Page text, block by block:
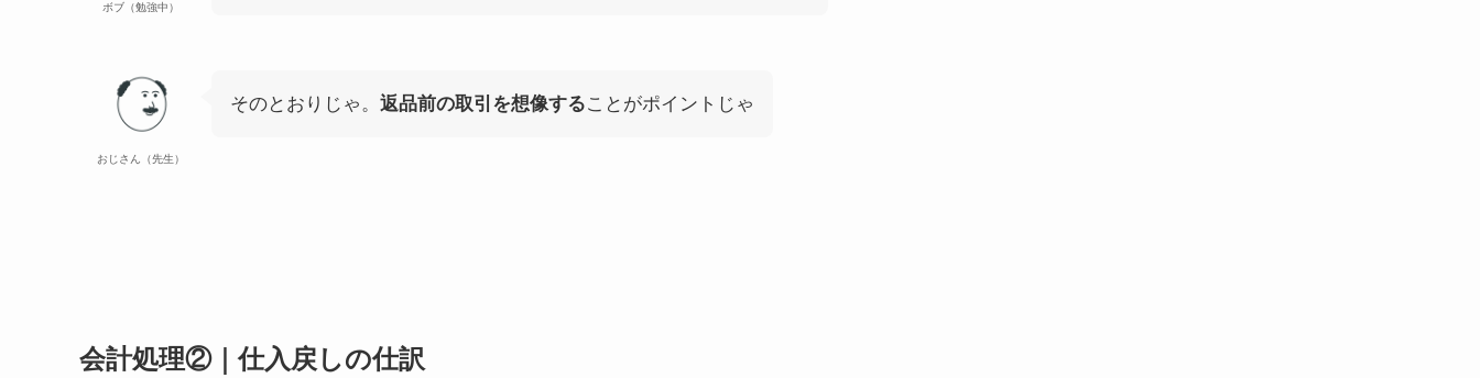
ボブ（勉強中）
おじさん（先生）
そのとおりじゃ。 返品前の取引を想像することがポイントじゃ
会計処理②｜仕入戻しの仕訳